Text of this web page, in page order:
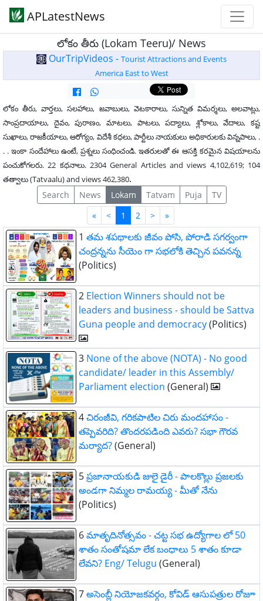
APLatestNews
లోకం తీరు (Lokam Teeru)/ News
OurTripVideos - Tourist Attractions and Events
America East to West
లోకం తీరు, వార్తలు, సలహాలు, జవాబులు, వెటకారాలు, సున్నిత విమర్శలు, అలవాట్లు,
సాంప్రదాయాలు, దైవం, పురాణం, మాటలు, పాటలు, పద్యాలు, శ్లోకాలు, వేదాలు, కష్ట
సుఖాలు, రాజకీయాలు, ఆరోగ్యం, విదేశీ కధలు, పార్టీలు నాయకులు అధికారులకు విన్నపాలు, .
. . ఇంకా సందేహాలు ఉంటే, ప్రశ్నలు సంధించండి. ఇతరులతో ఈ ఆసక్తి కరమైన విషయాలను
పంచుకోగలరు. 22 కధనాలు. 2304 General Articles and views 4,102,619; 104
తత్వాలు (Tatvaalu) and views 462,380.
Search News Lokam Tatvam Puja
TV
«First
< 1 2 > »Last
1 తమ శపథాలకు జీవం పోసి, పోరాడి సగర్వంగా
చంద్రన్నను సీయెం గా సభలోకి తెచ్చిన పవనన్న
(Politics)
2 Election Winners should not be
leaders and business - should be Sattva
Guna people and democracy(Politics)
3 None of the above (NOTA) - No good
candidate/ leader in this Assembly/
Parliament election (General)
4చిరంజీవి, గరికపాటిల చిరు మందహాసం -
తప్పెవరిది? తొందరపడింది ఎవరు? సభా గౌరవ
మర్యాద?(General)
5ప్రజానాయకుడి జులై డైరీ - పాలకొల్లు ప్రజలకు
అండగా నిమ్మల రామయ్య - మీతో నేను
(Politics)
6మాతృదినోత్సవం - చట్ట సభ ఉద్యోగాల లో 50
శాతం సంతోషమా లేక బంధాలు 5 శాతం కూడా
లేవని? Eng/ Telugu (General)
7అసెంబ్లీ నియోజకవర్గం, కోవిడ్ ఆసుపత్రుల రోజూ